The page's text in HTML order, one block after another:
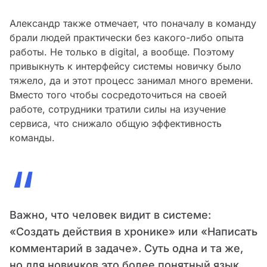
Александр также отмечает, что поначалу в команду
брали людей практически без какого-либо опыта
работы. Не только в digital, а вообще. Поэтому
привыкнуть к интерфейсу системы новичку было
тяжело, да и этот процесс занимал много времени.
Вместо того чтобы сосредоточиться на своей
работе, сотрудники тратили силы на изучение
сервиса, что снижало общую эффективность
команды.
“
Важно, что человек видит в системе:
«‎Создать действия в хронике» или «‎Написать
комментарий в задаче». Суть одна и та же,